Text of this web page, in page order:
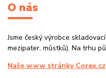
O nás
Jsme český výrobce
mezipater, můstků). Na trhu
Naše www stránky Corex.cz